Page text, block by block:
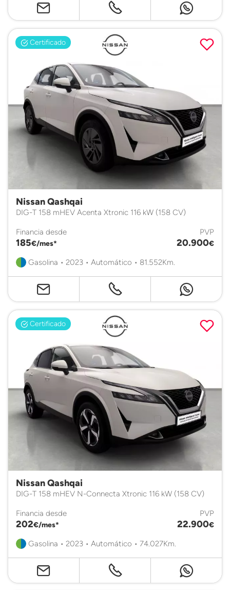
Certificado
Nissan Qashqai
DIG-T 158 mHEV Acenta Xtronic 116 kW (158 CV)
Financia desde
185€/mes*
PVP
20.900€
Gasolina • 2023 • Automático • 81.552Km.
Certificado
Nissan Qashqai
DIG-T 158 mHEV N-Connecta Xtronic 116 kW (158 CV)
Financia desde
202€/mes*
PVP
22.900€
Gasolina • 2023 • Automático • 74.027Km.